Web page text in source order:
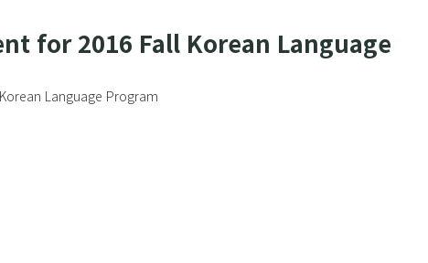
for 2016 Fall Korean Language
Language Program